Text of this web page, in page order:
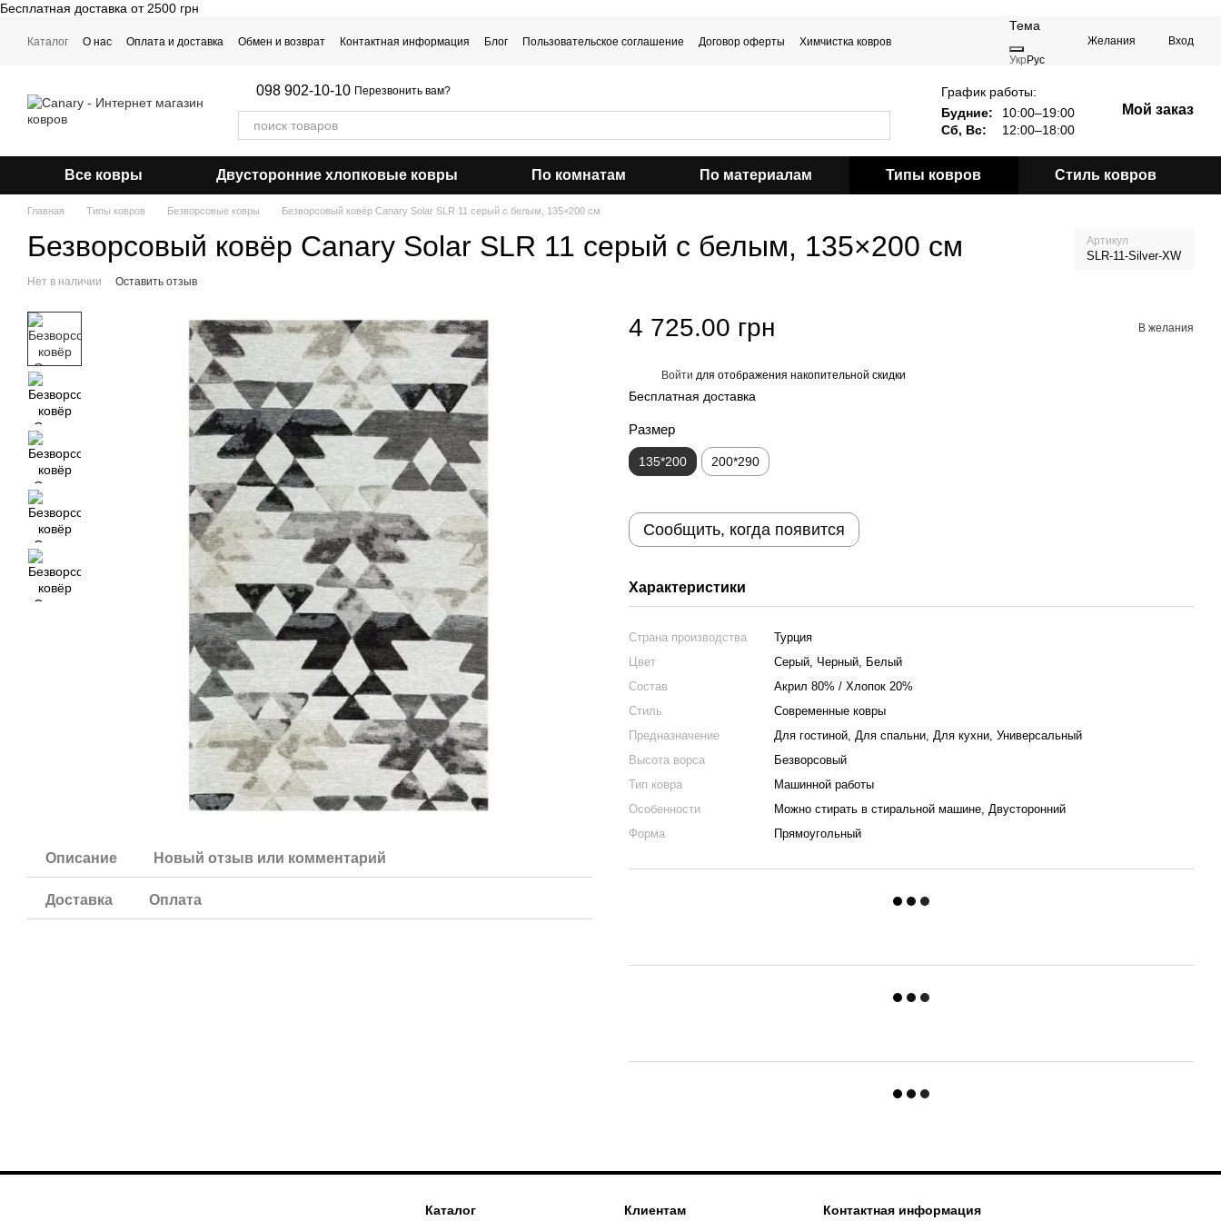
Перейти к основному контенту
Бесплатная доставка от 2500 грн
Каталог О нас Оплата и доставка Обмен и возврат Контактная информация Блог Пользовательское соглашение Договор оферты
Химчистка ковров
Тема
Укр Рус
Желания Вход
098 902-10-10 Перезвонить вам?
График работы:
Будние:
10:00–19:00
Сб, Вс:
12:00–18:00
Мой заказ
Все ковры Двусторонние хлопковые ковры По комнатам По материалам Типы ковров Стиль ковров
Главная Типы ковров Безворсовые ковры Безворсовый ковёр Canary Solar SLR 11 серый с белым, 135×200 см
Безворсовый ковёр Canary Solar SLR 11 серый с белым, 135×200 см Артикул
SLR-11-Silver-XW
Нет в наличии Оставить отзыв
Описание Новый отзыв или комментарий
Доставка Оплата
4 725.00 грн В желания
Войти для отображения накопительной скидки
Бесплатная доставка
Размер
135*200 200*290
Сообщить, когда появится
Характеристики
Страна производства
Турция
Цвет
Серый, Черный, Белый
Состав
Акрил 80% / Хлопок 20%
Стиль
Современные ковры
Предназначение
Для гостиной, Для спальни, Для кухни, Универсальный
Высота ворса
Безворсовый
Тип ковра
Машинной работы
Особенности
Можно стирать в стиральной машине, Двусторонний
Форма
Прямоугольный
Каталог Клиентам Контактная информация